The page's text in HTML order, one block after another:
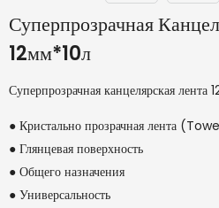
Суперпрозрачная
12мм*10л
Суперпрозрачная канцелярская лента
● Кристально прозрачная лента
● Глянцевая поверхность
● Общего назначения
● Универсальность